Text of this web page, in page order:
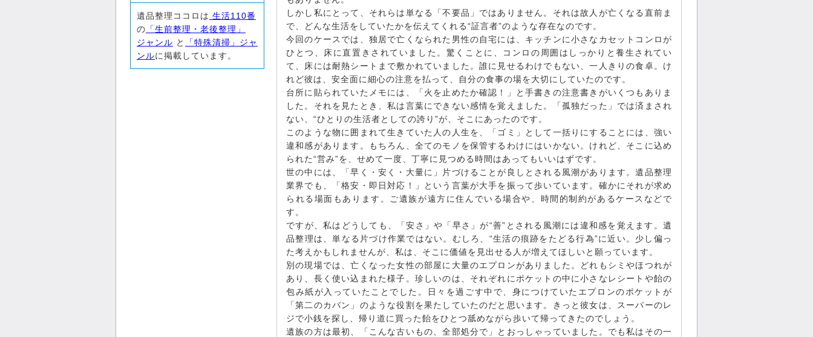
遺品整理ココロは 生活110番
の 「生前整理・老後整理」
ジャンル と
「特殊清掃」ジャ
ンルに掲載しています。
しかし私にとって、それらは単なる「不要品」ではありません。それは故人が亡くなる直前ま
で、どんな生活をしていたかを伝えてくれる“証言者”のような存在なのです。
今回のケースでは、独居で亡くなられた男性の自宅には、キッチンに小さなカセットコンロが
ひとつ、床に直置きされていました。驚くことに、コンロの周囲はしっかりと養生されてい
て、床には耐熱シートまで敷かれていました。誰に見せるわけでもない、一人きりの食卓。け
れど彼は、安全面に細心の注意を払って、自分の食事の場を大切にしていたのです。
台所に貼られていたメモには、「火を止めたか確認！」と手書きの注意書きがいくつもありま
した。それを見たとき、私は言葉にできない感情を覚えました。「孤独だった」では済まされ
ない、“ひとりの生活者としての誇り”が、そこにあったのです。
このような物に囲まれて生きていた人の人生を、「ゴミ」として一括りにすることには、強い
違和感があります。もちろん、全てのモノを保管するわけにはいかない。けれど、そこに込め
られた“営み”を、せめて一度、丁寧に見つめる時間はあってもいいはずです。
世の中には、「早く・安く・大量に」片づけることが良しとされる風潮があります。遺品整理
業界でも、「格安・即日対応！」という言葉が大手を振って歩いています。確かにそれが求め
られる場面もあります。ご遺族が遠方に住んでいる場合や、時間的制約があるケースなどで
す。
ですが、私はどうしても、「安さ」や「早さ」が“善”とされる風潮には違和感を覚えます。遺
品整理は、単なる片づけ作業ではない。むしろ、“生活の痕跡をたどる行為”に近い。少し偏っ
た考えかもしれませんが、私は、そこに価値を見出せる人が増えてほしいと願っています。
別の現場では、亡くなった女性の部屋に大量のエプロンがありました。どれもシミやほつれが
あり、長く使い込まれた様子。珍しいのは、それぞれにポケットの中に小さなレシートや飴の
包み紙が入っていたことでした。日々を過ごす中で、身につけていたエプロンのポケットが
「第二のカバン」のような役割を果たしていたのだと思います。きっと彼女は、スーパーのレ
ジで小銭を探し、帰り道に買った飴をひとつ舐めながら歩いて帰ってきたのでしょう。
遺族の方は最初、「こんな古いもの、全部処分で」とおっしゃっていました。でも私はその一